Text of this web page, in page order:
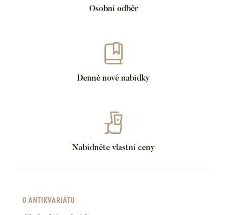
Osobní odběr
Denně nové nabídky
Nabídněte vlastní ceny
O ANTIKVARIÁTU